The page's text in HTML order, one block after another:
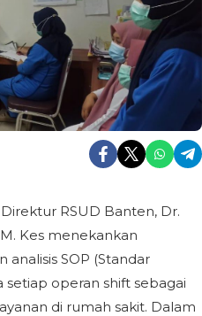
RSUD Banten, Dr.
Kes menekankan
SOP (Standar
setiap operan shift sebagai
di rumah sakit. Dalam